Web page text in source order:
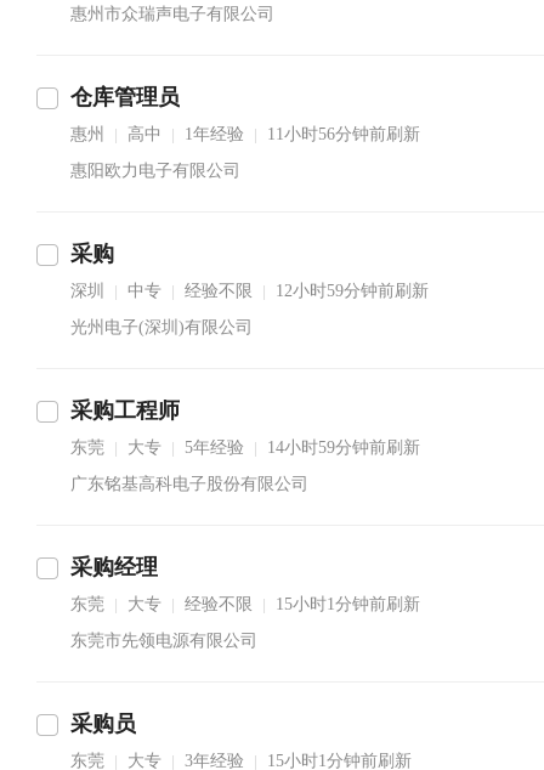
惠州市众瑞声电子有限公司
仓库管理员
惠州 高中 1年经验
11小时56分钟前刷新
惠阳欧力电子有限公司
采购
深圳 中专 经验不限
12小时59分钟前刷新
光州电子(深圳)有限公司
采购工程师
东莞 大专 5年经验
14小时59分钟前刷新
广东铭基高科电子股份有限公司
采购经理
东莞 大专 经验不限
15小时1分钟前刷新
东莞市先领电源有限公司
采购员
东莞 大专 3年经验
15小时1分钟前刷新